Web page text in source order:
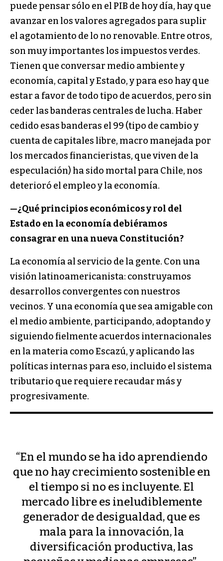
puede pensar sólo en el PIB de hoy día, hay que
avanzar en los valores agregados para suplir
el agotamiento de lo no renovable. Entre otros,
son muy importantes los impuestos verdes.
Tienen que conversar medio ambiente y
economía, capital y Estado, y para eso hay que
estar a favor de todo tipo de acuerdos, pero sin
ceder las banderas centrales de lucha. Haber
cedido esas banderas el 99 (tipo de cambio y
cuenta de capitales libre, macro manejada por
los mercados financieristas, que viven de la
especulación) ha sido mortal para Chile, nos
deterioró el empleo y la economía.
—¿Qué principios económicos y rol del
Estado en la economía debiéramos
consagrar en una nueva Constitución?
La economía al servicio de la gente. Con una
visión latinoamericanista: construyamos
desarrollos convergentes con nuestros
vecinos. Y una economía que sea amigable con
el medio ambiente, participando, adoptando y
siguiendo fielmente acuerdos internacionales
en la materia como Escazú, y aplicando las
políticas internas para eso, incluido el sistema
tributario que requiere recaudar más y
progresivamente.
“En el mundo se ha ido aprendiendo
que no hay crecimiento sostenible en
el tiempo si no es incluyente. El
mercado libre es ineludiblemente
generador de desigualdad, que es
mala para la innovación, la
diversificación productiva, las